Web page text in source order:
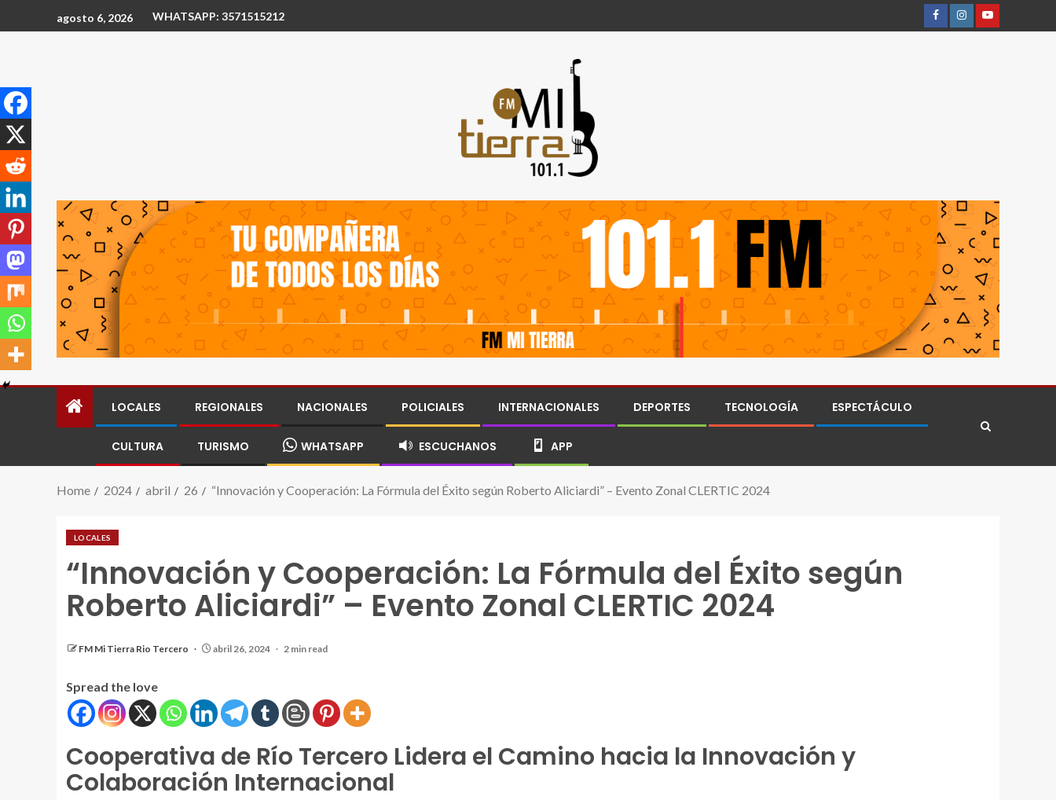
agosto 6, 2026 WHATSAPP: 3571515212
LOCALES REGIONALES NACIONALES POLICIALES INTERNACIONALES DEPORTES TECNOLOGÍA ESPECTÁCULO
CULTURA TURISMO WHATSAPP ESCUCHANOS APP
Home 2024 abril 26 “Innovación y Cooperación: La Fórmula del Éxito según Roberto Aliciardi” – Evento Zonal CLERTIC 2024
LOCALES
“Innovación y Cooperación: La Fórmula del Éxito según
Roberto Aliciardi” – Evento Zonal CLERTIC 2024
FM Mi Tierra Rio Tercero abril 26, 2024 2 min read
Spread the love
Cooperativa de Río Tercero Lidera el Camino hacia la Innovación y
Colaboración Internacional